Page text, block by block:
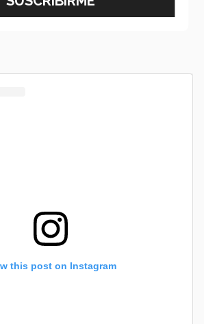
this post on Instagram